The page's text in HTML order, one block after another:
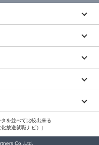
を並べて比較出来る
放送就職ナビ）]
Co.,Ltd.